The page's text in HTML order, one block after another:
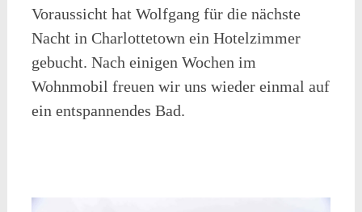
Voraussicht hat Wolfgang für die nächste
Nacht in Charlottetown ein Hotelzimmer
gebucht. Nach einigen Wochen im
Wohnmobil freuen wir uns wieder einmal auf
ein entspannendes Bad.